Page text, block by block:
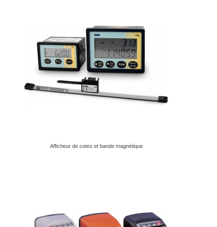
Afficheur de cotes et bande magnétique